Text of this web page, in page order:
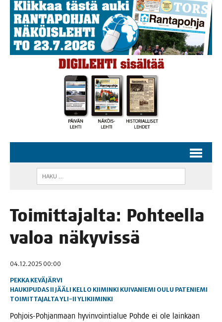
Toi­mit­ta­jal­ta: Poh­teel­la
valoa näkyvissä
04.12.2025 00:00
PEKKA KEVÄJÄRVI
HAUKIPUDAS II JÄÄLI KELLO KIIMINKI KUIVANIEMI OULU PATENIEMI
TOIMITTAJALTAYLI-II YLIKIIMINKI
Poh­jois-Poh­jan­maan hyvin­voin­tia­lue Poh­de ei ole lain­kaan